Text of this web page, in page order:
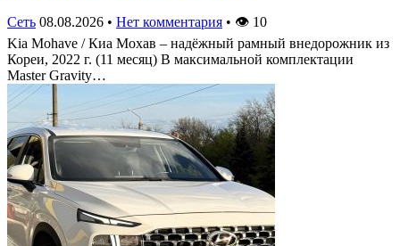
Сеть 08.08.2026 • Нет комментария • 👁 10
Kia Mohave / Киа Мохав – надёжный рамный внедорожник из
Кореи, 2022 г. (11 месяц) В максимальной комплектации
Master Gravity…